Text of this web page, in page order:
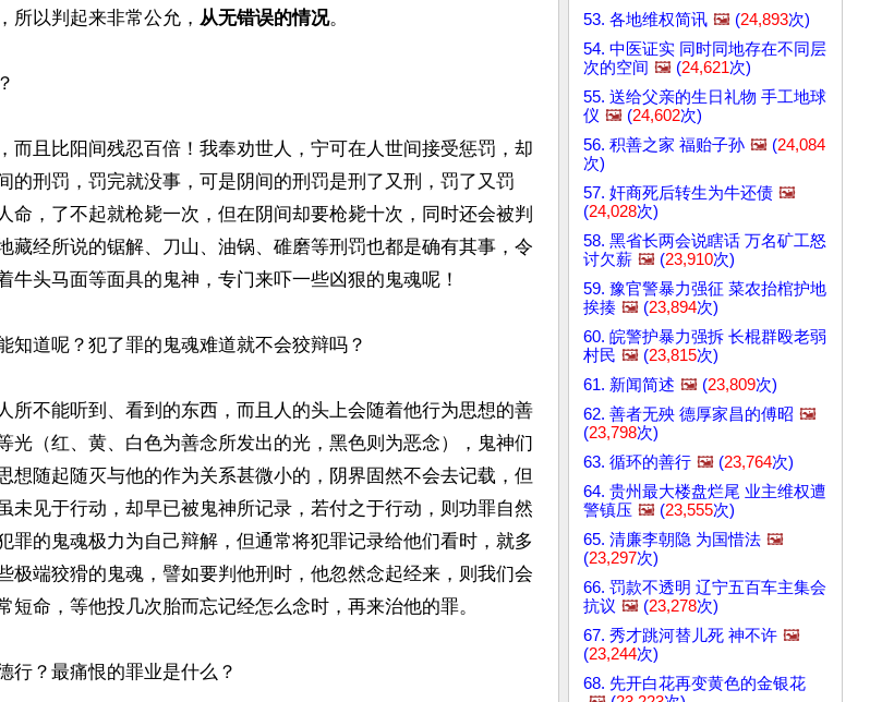
所以判起来非常公允， 从无错误的情况。
而且比阳间残忍百倍！我奉劝世人，宁可在人世间接受惩罚，却
的刑罚，罚完就没事，可是阴间的刑罚是刑了又刑，罚了又罚
命，了不起就枪毙一次，但在阴间却要枪毙十次，同时还会被判
藏经所说的锯解、刀山、油锅、碓磨等刑罚也都是确有其事，令
牛头马面等面具的鬼神，专门来吓一些凶狠的鬼魂呢！
知道呢？犯了罪的鬼魂难道就不会狡辩吗？
所不能听到、看到的东西，而且人的头上会随着他行为思想的善
光（红、黄、白色为善念所发出的光，黑色则为恶念），鬼神们
想随起随灭与他的作为关系甚微小的，阴界固然不会去记载，但
未见于行动，却早已被鬼神所记录，若付之于行动，则功罪自然
罪的鬼魂极力为自己辩解，但通常将犯罪记录给他们看时，就多
极端狡猾的鬼魂，譬如要判他刑时，他忽然念起经来，则我们会
短命，等他投几次胎而忘记经怎么念时，再来治他的罪。
行？最痛恨的罪业是什么？
53. 各地维权简讯 🖼️ (24,893次)
54. 中医证实 同时同地存在不同层
次的空间 🖼️ (24,621次)
55. 送给父亲的生日礼物 手工地球
仪 🖼️ (24,602次)
56. 积善之家 福贻子孙 🖼️ (24,084
次)
57. 奸商死后转生为牛还债 🖼️
(24,028次)
58. 黑省长两会说瞎话 万名矿工怒
讨欠薪 🖼️ (23,910次)
59. 豫官警暴力强征 菜农抬棺护地
挨揍 🖼️ (23,894次)
60. 皖警护暴力强拆 长棍群殴老弱
村民 🖼️ (23,815次)
61. 新闻简述 🖼️ (23,809次)
62. 善者无殃 德厚家昌的傅昭 🖼️
(23,798次)
63. 循环的善行 🖼️ (23,764次)
64. 贵州最大楼盘烂尾 业主维权遭
警镇压 🖼️ (23,555次)
65. 清廉李朝隐 为国惜法 🖼️
(23,297次)
66. 罚款不透明 辽宁五百车主集会
抗议 🖼️ (23,278次)
67. 秀才跳河替儿死 神不许 🖼️
(23,244次)
68. 先开白花再变黄色的金银花